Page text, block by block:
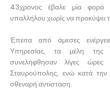
43χρονος έβαλε μία φορά
υπαλλήλου χωρίς να προκύψει
Έπειτα από άμεσες
Υπηρεσίας, τα μέλη της
συνελήφθησαν λίγες
Σταυρούπολης, ενώ κατά την
σθεναρή αντίσταση.